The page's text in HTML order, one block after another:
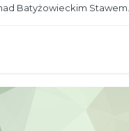
Batyżowieckim Stawem...